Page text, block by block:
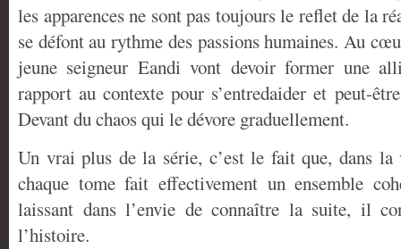
les apparences ne sont pas toujours le reflet de la
se défont au rythme des passions humaines. Au
jeune seigneur Eandi vont devoir former une
rapport au contexte pour s’entredaider et peut-
Devant du chaos qui le dévore graduellement.
Un vrai plus de la série, c’est le fait que, dans la
chaque tome fait effectivement un ensemble
laissant dans l’envie de connaître la suite, il
l’histoire.